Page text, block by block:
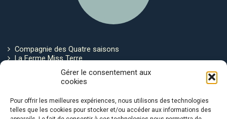
Gérer le consentement aux
cookies
Pour offrir les meilleures expériences, nous utilisons des technologies
telles que les cookies pour stocker et/ou accéder aux informations des
Compagnie des Quatre saisons
La Ferme Miss Terre
Politique de cookies